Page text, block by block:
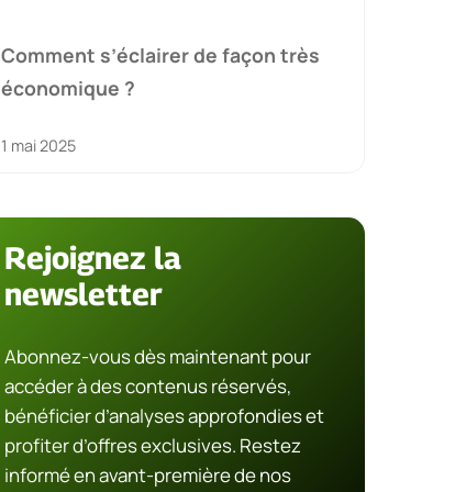
Comment s’éclairer de façon très
économique ?
1 mai 2025
Rejoignez la
newsletter
Abonnez-vous dès maintenant pour
accéder à des contenus réservés,
bénéficier d’analyses approfondies et
profiter d’offres exclusives. Restez
informé en avant-première de nos